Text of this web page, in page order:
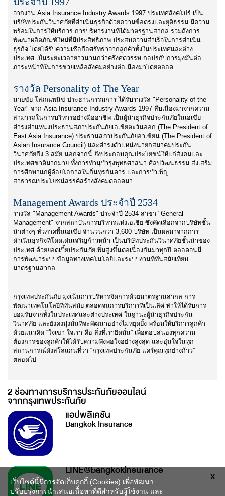
จากงาน Asia Insurance Industry Awards 1997 ประเทศสิงคโปร์ เป็น
บริษัทประกันวินาศภัยที่ดำเนินธุรกิจด้วยความซื่อตรงและยุติธรรม มีความ
พร้อมในการให้บริการ การบริหารงานที่ได้มาตรฐานสากล รวมถึงการ
พัฒนาผลิตภัณฑ์ใหม่ที่มีประสิทธิภาพ ประสบความสำเร็จในการดำเนิน
ธุรกิจ โดยได้รับความเชื่อถือศรัทธาจากลูกค้าทั้งในประเทศและต่าง
ประเทศ เป็นระยะเวลายาวนานกว่าครึ่งศตวรรษ กอปรกับการมุ่งมั่นต่อ
ภาระหน้าที่ในการช่วยเหลือสังคมอย่างต่อเนื่องมาโดยตลอด
รางวัล Personality of The Year
นายชัย โสภณพนิช ประธานกรรมการ ได้รับรางวัล "Personality of the
Year" จาก Asia Insurance Industry Awards 1997 สืบเนื่องมาจากความ
สามารถในการบริหารอย่างมืออาชีพ เป็นผู้นำธุรกิจประกันภัยในเอเชีย
ดำรงตำแหน่งประธานสภาประกันภัยเอเชียตะวันออก (The President of
East Asia Insurance) ประธานสภาประกันภัยอาเซียน (The President of
Asian Insurance Council) และดำรงตำแหน่งนายกสมาคมประกัน
วินาศภัยถึง 3 สมัย นอกจากนี้ ยังประกอบคุณประโยชน์ให้แก่สังคมและ
ประเทศชาติมากมาย ทั้งการทำนุบำรุงพุทธศาสนา ศิลปวัฒนธรรม ส่งเสริม
การศึกษาแก่ผู้ด้อยโอกาสในถิ่นทุรกันดาร และการบำเพ็ญ
สาธารณประโยชน์สรรค์สร้างสังคมตลอดมา
Management Awards ประจำปี 2534
รางวัล "Management Awards" ประจำปี 2534 สาขา "General
Management" จากสถาบันการบริหารแห่งเอเชีย ซึ่งคัดเลือกจากบริษัทชั้น
นำต่างๆ ทั่วภาคพื้นเอเชีย จำนวนกว่า 3,600 บริษัท เป็นผลมาจากการ
ดำเนินธุรกิจที่โดดเด่นเจริญก้าวหน้า เป็นบริษัทประกันวินาศภัยชั้นนำของ
ประเทศ ด้วยยอดเบี้ยประกันภัยเพิ่มสูงขึ้นต่อเนื่องกันมาทุกปี ตลอดจนมี
การพัฒนาระบบข้อมูลทางเทคโนโลยีและระบบงานที่ทันสมัยเทียบ
มาตรฐานสากล
กรุงเทพประกันภัย มุ่งเน้นการบริหารจัดการด้วยมาตรฐานสากล การ
พัฒนาเทคโนโลยีที่ทันสมัย ตลอดจนการบริการที่เป็นเลิศ ทำให้ได้รับการ
ยอมรับจากทั้งในประเทศและต่างประเทศ ในฐานะผู้นำธุรกิจประกัน
วินาศภัย และยังคงมุ่งมั่นที่จะพัฒนาอย่างไม่หยุดยั้ง พร้อมให้บริการลูกค้า
ด้วยแนวคิด “ใจเขา ใจเรา คือ สิ่งที่เรายึดมั่น” เพื่อตอบสนองทุกความ
ต้องการของลูกค้าให้ได้รับความพึงพอใจอย่างสูงสุด และอุ่นใจในทุก
สถานการณ์ดังสโลแกนที่ว่า “กรุงเทพประกันภัย แคร์คุณทุกย่างก้าว”
ตลอดไป
2 ช่องทางการบริการประกันภัยออนไลน์
จากกรุงเทพประกันภัย
แอปพลิเคชัน
Bangkok Insurance
LINE@bangkokinsurance X
เว็บไซต์นี้มีการจัดเก็บคุกกี้ (Cookies) เพื่อพัฒนา
ปรับปรุงการนำเสนอเนื้อหาที่ดีสำหรับผู้ใช้งาน และ